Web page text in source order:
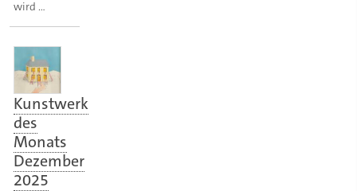
wird …
Kunstwerk
des
Monats
Dezember
2025